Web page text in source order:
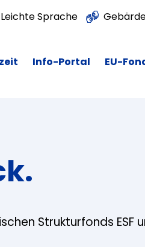
Leichte Sprache
Info-Portal EU-
Strukturfonds ESF